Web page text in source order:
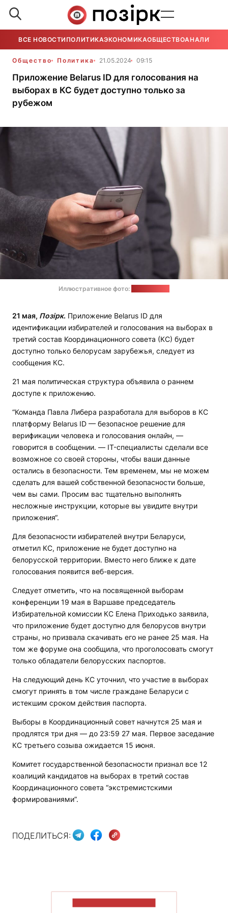
ВСЕ НОВОСТИ ПОЛИТИКАЭКОНОМИКАОБЩЕСТВОАНАЛИТИКА
Общество Политика 21.05.2024 09:15
Приложение Belarus ID для голосования на
выборах в КС будет доступно только за
рубежом
Иллюстративное фото:
21 мая, Позірк. Приложение Belarus ID для
идентификации избирателей и голосования на выборах в
третий состав Координационного совета (КС) будет
доступно только белорусам зарубежья, следует из
сообщения КС.
21 мая политическая структура объявила о раннем
доступе к приложению.
“Команда Павла Либера разработала для выборов в КС
платформу Belarus ID — безопасное решение для
верификации человека и голосования онлайн, —
говорится в сообщении. — IT-специалисты сделали все
возможное со своей стороны, чтобы ваши данные
остались в безопасности. Тем временем, мы не можем
сделать для вашей собственной безопасности больше,
чем вы сами. Просим вас тщательно выполнять
несложные инструкции, которые вы увидите внутри
приложения“.
Для безопасности избирателей внутри Беларуси,
отметил КС, приложение не будет доступно на
белорусской территории. Вместо него ближе к дате
голосования появится веб-версия.
Следует отметить, что на посвященной выборам
конференции 19 мая в Варшаве председатель
Избирательной комиссии КС Елена Приходько заявила,
что приложение будет доступно для белорусов внутри
страны, но призвала скачивать его не ранее 25 мая. На
том же форуме она сообщила, что проголосовать смогут
только обладатели белорусских паспортов.
На следующий день КС уточнил, что участие в выборах
смогут принять в том числе граждане Беларуси с
истекшим сроком действия паспорта.
Выборы в Координационный совет начнутся 25 мая и
продлятся три дня — до 23:59 27 мая. Первое заседание
КС третьего созыва ожидается 15 июня.
Комитет государственной безопасности признал все 12
коалиций кандидатов на выборах в третий состав
Координационного совета “экстремистскими
формированиями”.
ПОДЕЛИТЬСЯ: